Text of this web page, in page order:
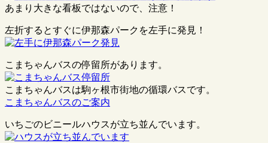
あまり大きな看板ではないので、注意！
左折するとすぐに伊那森パークを左手に発見！
こまちゃんバスの停留所があります。
こまちゃんバスは駒ヶ根市街地の循環バスです。
こまちゃんバスのご案内
いちごのビニールハウスが立ち並んでいます。